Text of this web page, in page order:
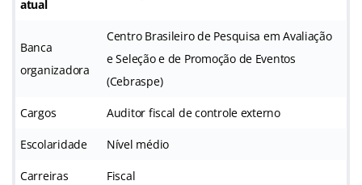
atual
Banca
organizadora
Centro Brasileiro de Pesquisa em Avaliação
e Seleção e de Promoção de Eventos
(Cebraspe)
Cargos Auditor fiscal de controle externo
Escolaridade Nível médio
Carreiras Fiscal